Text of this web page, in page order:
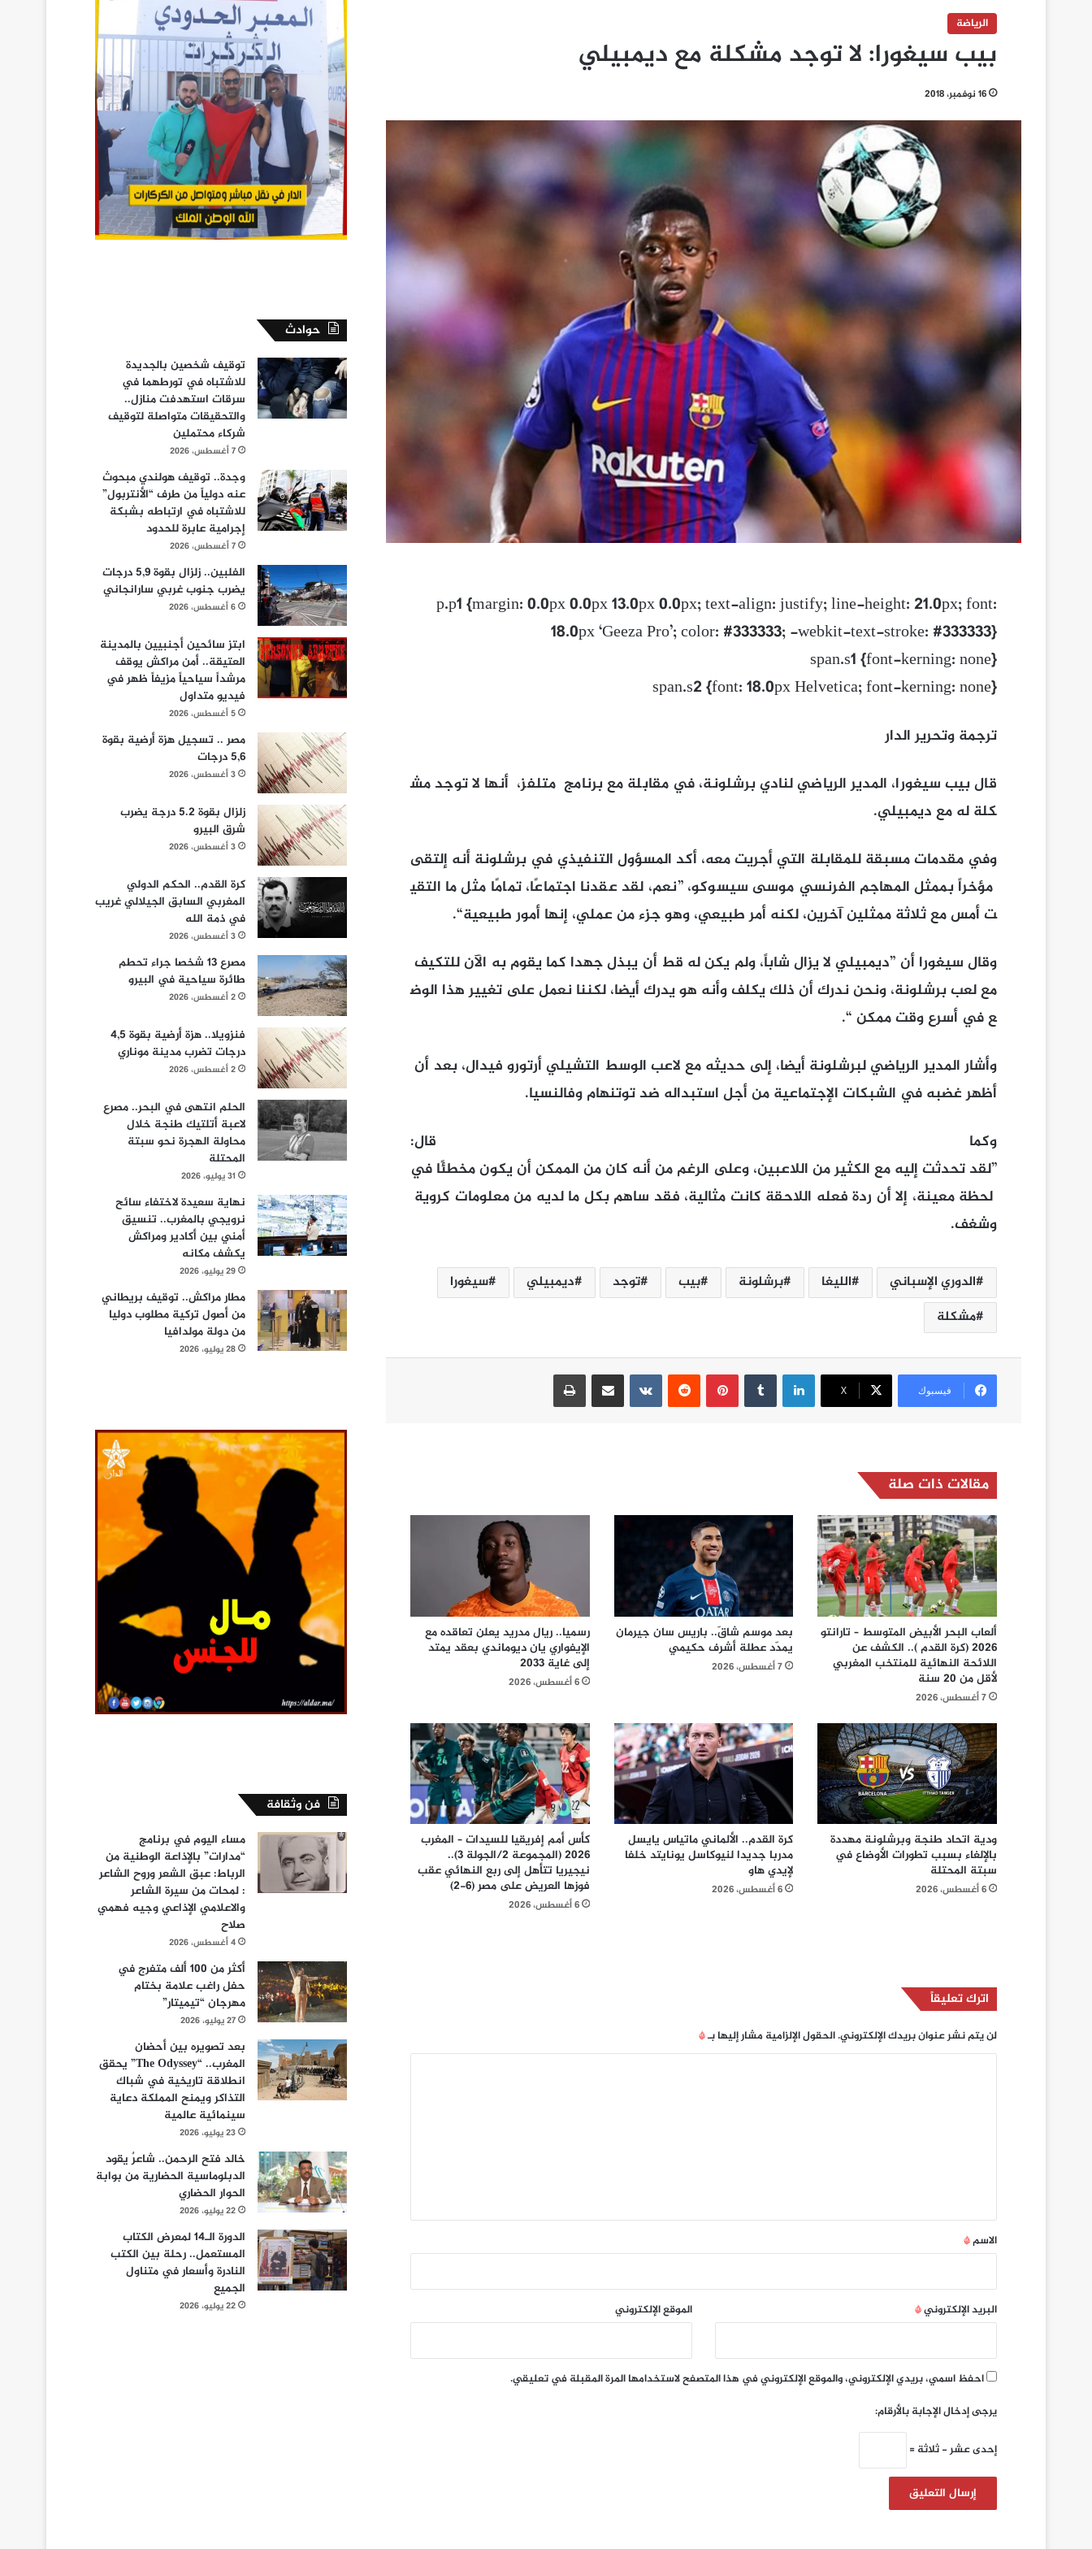
الرياضة
بيب سيغورا: لا توجد مشكلة مع ديمبيلي
16 نوفمبر، 2018
p.p1 {margin: 0.0px 0.0px 13.0px 0.0px; text-align: justify; line-height: 21.0px; font:
18.0px ‘Geeza Pro’; color: #333333; -webkit-text-stroke: #333333}
span.s1 {font-kerning: none}
span.s2 {font: 18.0px Helvetica; font-kerning: none}
ترجمة وتحرير الدار
قال بيب سيغورا، المدير الرياضي لنادي برشلونة، في مقابلة مع برنامج متلفز، أنها لا توجد مش
كلة له مع ديمبيلي.
وفي مقدمات مسبقة للمقابلة التي أجريت معه، أكد المسؤول التنفيذي في برشلونة أنه إلتقى
مؤخراً بممثل المهاجم الفرنسي موسى سيسوكو، ”نعم، لقد عقدنا اجتماعًا، تمامًا مثل ما التقي
ت أمس مع ثلاثة ممثلين آخرين، لكنه أمر طبيعي، وهو جزء من عملي، إنها أمور طبيعية“.
وقال سيغورا أن ”ديمبيلي لا يزال شاباً، ولم يكن له قط أن يبذل جهدا كما يقوم به الآن للتكيف
مع لعب برشلونة، ونحن ندرك أن ذلك يكلف وأنه هو يدرك أيضا، لكننا نعمل على تغيير هذا الوض
ع في أسرع وقت ممكن “.
وأشار المدير الرياضي لبرشلونة أيضا، إلى حديثه مع لاعب الوسط التشيلي أرتورو فيدال، بعد أن
أظهر غضبه في الشبكات الإجتماعية من أجل استبداله ضد توتنهام وفالنسيا.
وكما قال:
”لقد تحدثت إليه مع الكثير من اللاعبين، وعلى الرغم من أنه كان من الممكن أن يكون مخطئًا في
لحظة معينة، إلا أن ردة فعله اللاحقة كانت مثالية، فقد ساهم بكل ما لديه من معلومات كروية
وشغف.
الدوري الإسباني الليغا برشلونة بيب توجد ديمبيلي
سيغورا
مشكلة
فيسبوك ‫X
لينكدإن بينتيريست مشاركة عبر البريد طباعة
مقالات ذات صلة
ألعاب البحر الأبيض المتوسط – تارانتو
2026 (كرة القدم ).. الكشف عن
اللائحة النهائية للمنتخب المغربي
لأقل من 20 سنة
7 أغسطس، 2026
بعد موسم شاقّ.. باريس سان جيرمان
يمدّد عطلة أشرف حكيمي
7 أغسطس، 2026
رسميا.. ريال مدريد يعلن تعاقده مع
الإيفواري يان ديوماندي بعقد يمتد
إلى غاية 2033
6 أغسطس، 2026
ودية اتحاد طنجة وبرشلونة مهددة
بالإلغاء بسبب تطورات الأوضاع في
سبتة المحتلة
6 أغسطس، 2026
كرة القدم.. الألماني ماتياس يايسل
مدربا جديدا لنيوكاسل يونايتد خلفا
لإيدي هاو
6 أغسطس، 2026
كأس أمم إفريقيا للسيدات – المغرب
2026 (المجموعة 2/الجولة 3)..
نيجيريا تتأهل إلى ربع النهائي عقب
فوزها العريض على مصر (6-2)
6 أغسطس، 2026
اترك تعليقاً
لن يتم نشر عنوان بريدك الإلكتروني.الحقول الإلزامية مشار إليها بـ*
*
الاسم*
البريد الإلكتروني* الموقع الإلكتروني
احفظ اسمي، بريدي الإلكتروني، والموقع الإلكتروني في هذا المتصفح لاستخدامها المرة المقبلة في تعليقي.
يرجى إدخال الإجابة بالأرقام:
إحدى عشر − ثلاثة =
حوادث
توقيف شخصين بالجديدة
للاشتباه في تورطهما في
سرقات استهدفت منازل..
والتحقيقات متواصلة لتوقيف
شركاء محتملين
7 أغسطس، 2026
وجدة.. توقيف هولندي مبحوث
عنه دولياً من طرف “الأنتربول”
للاشتباه في ارتباطه بشبكة
إجرامية عابرة للحدود
7 أغسطس، 2026
الفلبين.. زلزال بقوة 5,9 درجات
يضرب جنوب غربي سارانجاني
6 أغسطس، 2026
ابتز سائحين أجنبيين بالمدينة
العتيقة.. أمن مراكش يوقف
مرشداً سياحياً مزيفاً ظهر في
فيديو متداول
5 أغسطس، 2026
مصر .. تسجيل هزة أرضية بقوة
5,6 درجات
3 أغسطس، 2026
زلزال بقوة 5.2 درجة يضرب
شرق البيرو
3 أغسطس، 2026
كرة القدم.. الحكم الدولي
المغربي السابق الجيلالي غريب
في ذمة الله
3 أغسطس، 2026
مصرع 13 شخصا جراء تحطم
طائرة سياحية في البيرو
2 أغسطس، 2026
فنزويلا.. هزة أرضية بقوة 4,5
درجات تضرب مدينة موناري
2 أغسطس، 2026
الحلم انتهى في البحر.. مصرع
لاعبة أتلتيك طنجة خلال
محاولة الهجرة نحو سبتة
المحتلة
31 يوليو، 2026
نهاية سعيدة لاختفاء سائح
نرويجي بالمغرب.. تنسيق
أمني بين أكادير ومراكش
يكشف مكانه
29 يوليو، 2026
مطار مراكش.. توقيف بريطاني
من أصول تركية مطلوب دوليا
من دولة مولدافيا
28 يوليو، 2026
فن وثقافة
مساء اليوم في برنامج
“مدارات” بالإذاعة الوطنية من
الرباط: عبق الشعر وروح الشاعر
: لمحات من سيرة الشاعر
والاعلامي الإذاعي وجيه فهمي
صلاح
4 أغسطس، 2026
أكثر من 100 ألف متفرج في
حفل راغب علامة بختام
مهرجان “تيميتار”
27 يوليو، 2026
بعد تصويره بين أحضان
المغرب.. “The Odyssey” يحقق
انطلاقة تاريخية في شباك
التذاكر ويمنح المملكة دعاية
سينمائية عالمية
23 يوليو، 2026
خالد فتح الرحمن.. شاعرٌ يقود
الدبلوماسية الحضارية من بوابة
الحوار الحضاري
22 يوليو، 2026
الدورة الـ14 لمعرض الكتاب
المستعمل.. رحلة بين الكتب
النادرة وأسعار في متناول
الجميع
22 يوليو، 2026